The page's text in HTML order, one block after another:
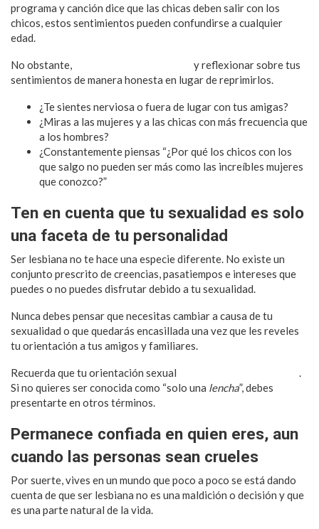
programa y canción dice que las chicas deben salir con los
chicos, estos sentimientos pueden confundirse a cualquier
edad.
No obstante,
y reflexionar sobre tus
sentimientos de manera honesta en lugar de reprimirlos.
¿Te sientes nerviosa o fuera de lugar con tus amigas?
¿Miras a las mujeres y a las chicas con más frecuencia que
a los hombres?
¿Constantemente piensas “¿Por qué los chicos con los
que salgo no pueden ser más como las increíbles mujeres
que conozco?”
Ten en cuenta que tu sexualidad es solo
una faceta de tu personalidad
Ser lesbiana no te hace una especie diferente. No existe un
conjunto prescrito de creencias, pasatiempos e intereses que
puedes o no puedes disfrutar debido a tu sexualidad.
Nunca debes pensar que necesitas cambiar a causa de tu
sexualidad o que quedarás encasillada una vez que les reveles
tu orientación a tus amigos y familiares.
Recuerda que tu orientación sexual
.
Si no quieres ser conocida como “solo una lencha”, debes
presentarte en otros términos.
Permanece confiada en quien eres, aun
cuando las personas sean crueles
Por suerte, vives en un mundo que poco a poco se está dando
cuenta de que ser lesbiana no es una maldición o decisión y que
es una parte natural de la vida.